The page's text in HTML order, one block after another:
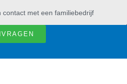
contact met een familiebedrijf